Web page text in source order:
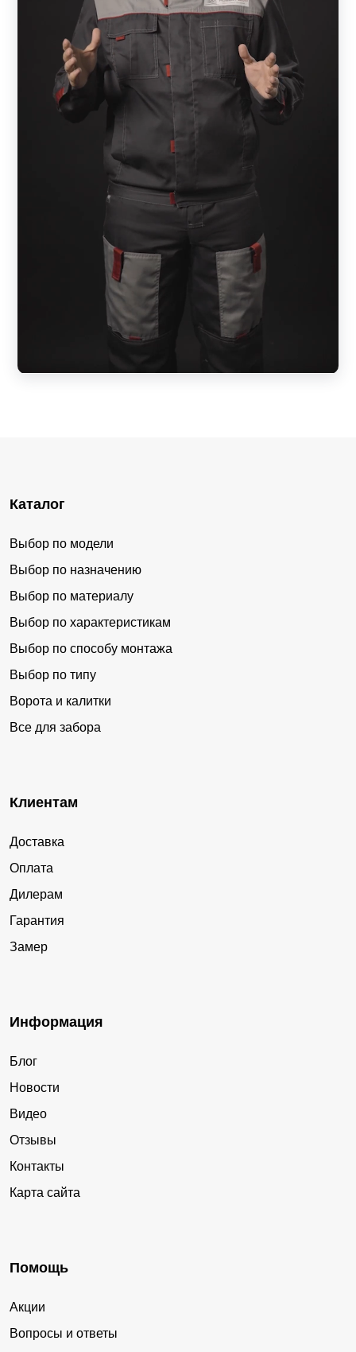
Каталог
Выбор по модели
Выбор по назначению
Выбор по материалу
Выбор по характеристикам
Выбор по способу монтажа
Выбор по типу
Ворота и калитки
Все для забора
Клиентам
Доставка
Оплата
Дилерам
Гарантия
Замер
Информация
Блог
Новости
Видео
Отзывы
Контакты
Карта сайта
Помощь
Акции
Вопросы и ответы